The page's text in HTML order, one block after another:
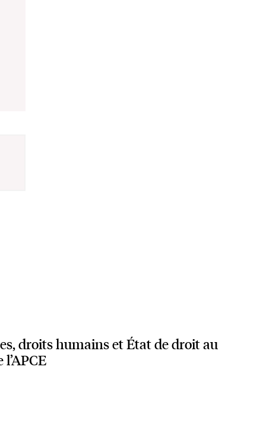
droits humains et État de droit au